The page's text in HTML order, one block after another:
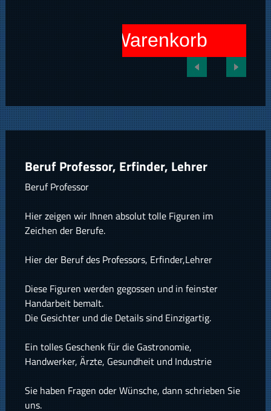
In den Warenkorb
Beruf Professor, Erfinder, Lehrer
Beruf Professor
Hier zeigen wir Ihnen absolut tolle Figuren im
Zeichen der Berufe.
Hier der Beruf des Professors, Erfinder,Lehrer
Diese Figuren werden gegossen und in feinster
Handarbeit bemalt.
Die Gesichter und die Details sind Einzigartig.
Ein tolles Geschenk für die Gastronomie,
Handwerker, Ärzte, Gesundheit und Industrie
Sie haben Fragen oder Wünsche, dann schrieben Sie
uns.